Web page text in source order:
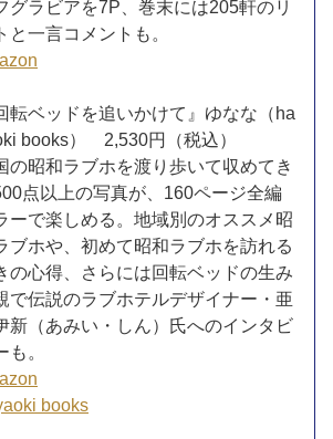
グラビアを7P、巻末には205軒のリ
と一言コメントも。
転ベッドを追いかけて』ゆなな（ha
books） 2,530円（税込）
の昭和ラブホを渡り歩いて収めてき
点以上の写真が、160ページ全編
ーで楽しめる。地域別のオススメ昭
ブホや、初めて昭和ラブホを訪れる
の心得、さらには回転ベッドの生み
で伝説のラブホテルデザイナー・亜
新（あみい・しん）氏へのインタビ
も。
books